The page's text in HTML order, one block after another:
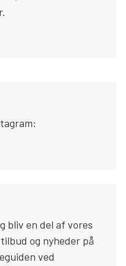
bliv en del af vores
og nyheder på
ved